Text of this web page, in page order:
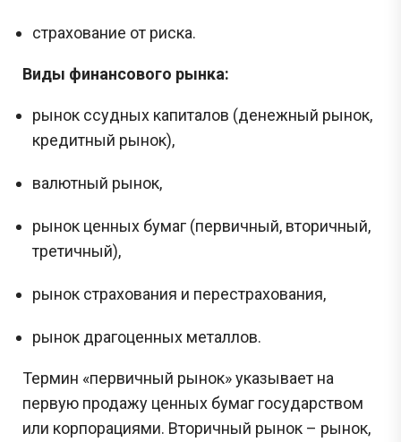
страхование от риска.
Виды финансового рынка:
рынок ссудных капиталов (денежный рынок,
кредитный рынок),
валютный рынок,
рынок ценных бумаг (первичный, вторичный,
третичный),
рынок страхования и перестрахования,
рынок драгоценных металлов.
Термин «первичный рынок» указывает на
первую продажу ценных бумаг государством
или корпорациями. Вторичный рынок – рынок,